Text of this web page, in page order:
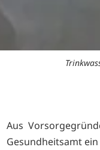
Aus
Gesundheitsamt